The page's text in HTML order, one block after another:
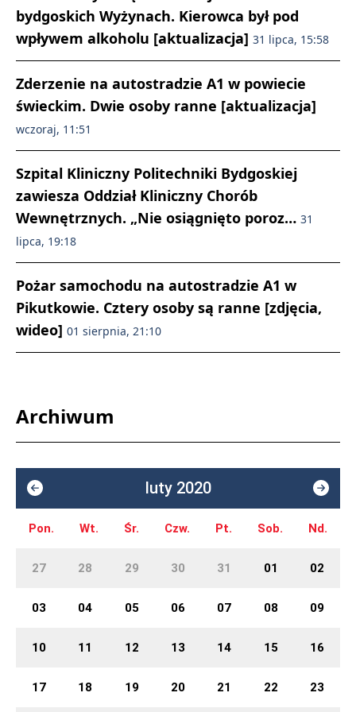
bydgoskich Wyżynach. Kierowca był pod
wpływem alkoholu [aktualizacja] 31 lipca, 15:58
Zderzenie na autostradzie A1 w powiecie
świeckim. Dwie osoby ranne [aktualizacja]
wczoraj, 11:51
Szpital Kliniczny Politechniki Bydgoskiej
zawiesza Oddział Kliniczny Chorób
Wewnętrznych. „Nie osiągnięto poroz… 31
lipca, 19:18
Pożar samochodu na autostradzie A1 w
Pikutkowie. Cztery osoby są ranne [zdjęcia,
wideo] 01 sierpnia, 21:10
Archiwum
luty 2020
Pon. Wt. Śr. Czw. Pt. Sob. Nd.
27 28 29 30 31 01 02
03 04 05 06 07 08 09
10 11 12 13 14 15 16
17 18 19 20 21 22 23